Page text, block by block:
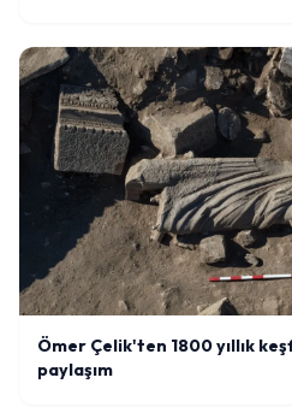
Ömer Çelik'ten 1800 yıllık
paylaşım